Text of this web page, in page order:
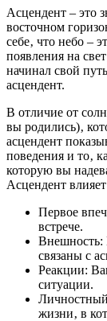
Асцендент – это
восточном
себе‚ что небо –
появления на
начинал свой
асцендент.
В отличие от
вы родились)‚
асцендент
поведения и то‚
которую вы
Асцендент
Первое
встрече.
Внешность:
связаны с
Реакции:
ситуации.
Личностный
жизни‚ в